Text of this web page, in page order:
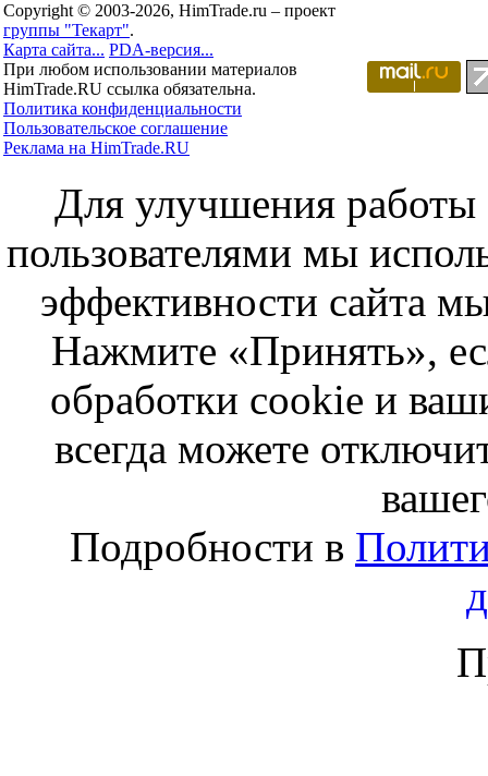
Copyright © 2003-2026, HimTrade.ru – проект
группы "Текарт".
Карта сайта... PDA-версия...
При любом использовании материалов
HimTrade.RU ссылка обязательна.
Политика конфиденциальности
Пользовательское соглашение
Реклама на HimTrade.RU
Для улучшения работы
пользователями мы
эффективности сайта
Нажмите «Принять»,
обработки cookie и
всегда можете
Подробности в